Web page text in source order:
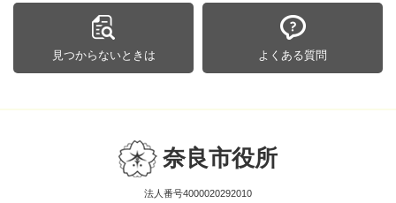
見つからないときは よくある質問
奈良市役所
法人番号4000020292010